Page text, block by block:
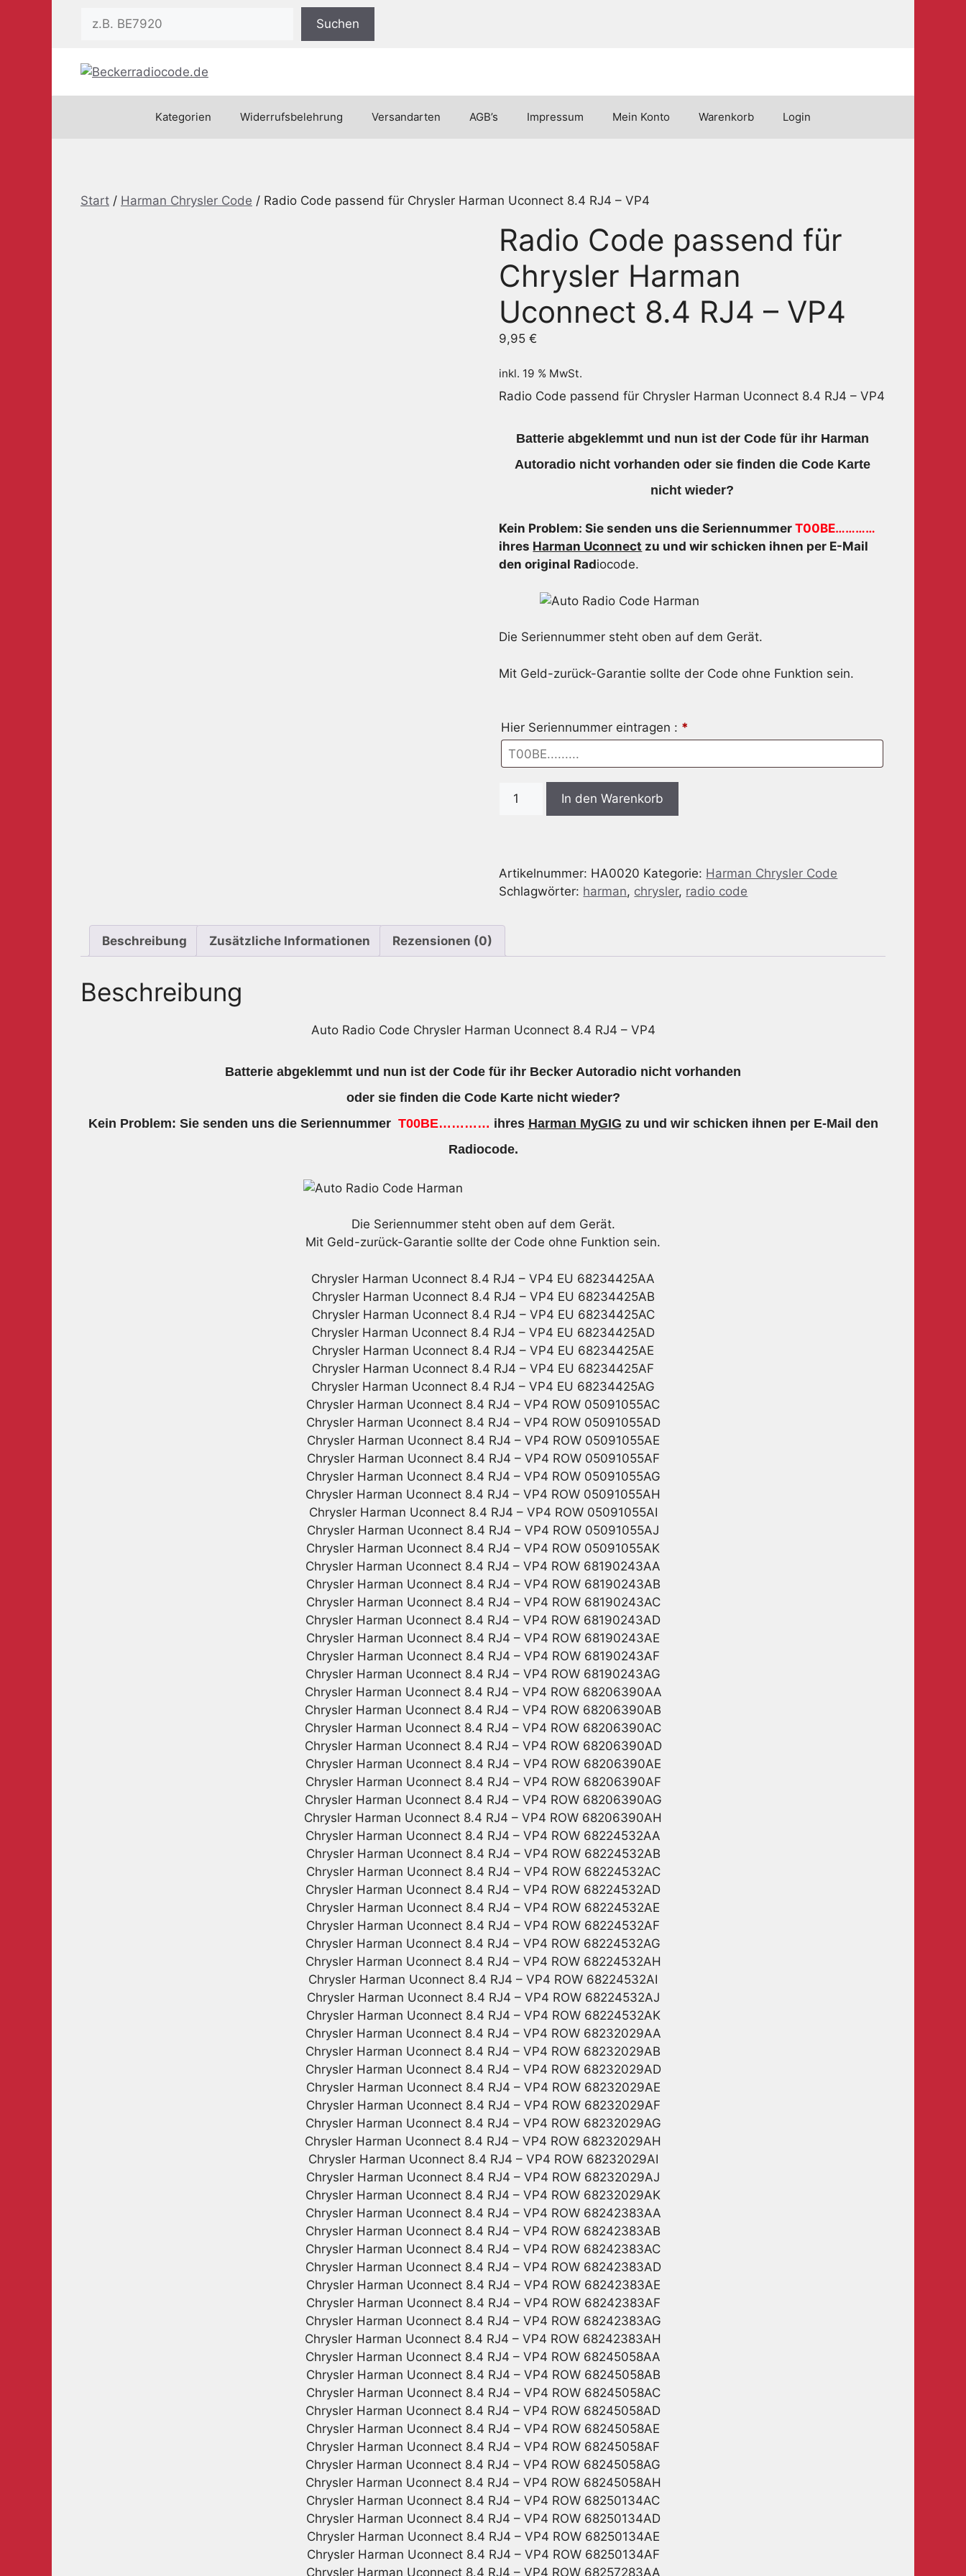
Suchen
Kategorien Widerrufsbelehrung Versandarten AGB’s Impressum Mein Konto Warenkorb Login
Start / Harman Chrysler Code / Radio Code passend für Chrysler Harman Uconnect 8.4 RJ4 – VP4
Radio Code passend für
Chrysler Harman
Uconnect 8.4 RJ4 – VP4
9,95€
inkl. 19 % MwSt.
Radio Code passend für Chrysler Harman Uconnect 8.4 RJ4 – VP4
Batterie abgeklemmt und nun ist der Code für ihr Harman
Autoradio nicht vorhanden oder sie finden die Code Karte
nicht wieder?
Kein Problem: Sie senden uns die SeriennummerT00BE…………
ihres Harman Uconnect zu und wir schicken ihnen per E-Mail
den original Radiocode.
Die Seriennummer steht oben auf dem Gerät.
Mit Geld-zurück-Garantie sollte der Code ohne Funktion sein.
Hier Seriennummer eintragen : *
Radio
Harman
Uconnect
In den Warenkorb
Artikelnummer: HA0020 Kategorie: Harman Chrysler Code
Schlagwörter: harman, chrysler, radio code
Beschreibung Zusätzliche Informationen Rezensionen (0)
Beschreibung
Auto Radio Code Chrysler Harman Uconnect 8.4 RJ4 – VP4
Batterie abgeklemmt und nun ist der Code für ihr Becker Autoradio nicht vorhanden
oder sie finden die Code Karte nicht wieder?
Kein Problem: Sie senden uns die Seriennummer T00BE………… ihres Harman MyGIG zu und wir schicken ihnen per E-Mail den
Radiocode.
Die Seriennummer steht oben auf dem Gerät.
Mit Geld-zurück-Garantie sollte der Code ohne Funktion sein.
Chrysler Harman Uconnect 8.4 RJ4 – VP4 EU 68234425AA
Chrysler Harman Uconnect 8.4 RJ4 – VP4 EU 68234425AB
Chrysler Harman Uconnect 8.4 RJ4 – VP4 EU 68234425AC
Chrysler Harman Uconnect 8.4 RJ4 – VP4 EU 68234425AD
Chrysler Harman Uconnect 8.4 RJ4 – VP4 EU 68234425AE
Chrysler Harman Uconnect 8.4 RJ4 – VP4 EU 68234425AF
Chrysler Harman Uconnect 8.4 RJ4 – VP4 EU 68234425AG
Chrysler Harman Uconnect 8.4 RJ4 – VP4 ROW 05091055AC
Chrysler Harman Uconnect 8.4 RJ4 – VP4 ROW 05091055AD
Chrysler Harman Uconnect 8.4 RJ4 – VP4 ROW 05091055AE
Chrysler Harman Uconnect 8.4 RJ4 – VP4 ROW 05091055AF
Chrysler Harman Uconnect 8.4 RJ4 – VP4 ROW 05091055AG
Chrysler Harman Uconnect 8.4 RJ4 – VP4 ROW 05091055AH
Chrysler Harman Uconnect 8.4 RJ4 – VP4 ROW 05091055AI
Chrysler Harman Uconnect 8.4 RJ4 – VP4 ROW 05091055AJ
Chrysler Harman Uconnect 8.4 RJ4 – VP4 ROW 05091055AK
Chrysler Harman Uconnect 8.4 RJ4 – VP4 ROW 68190243AA
Chrysler Harman Uconnect 8.4 RJ4 – VP4 ROW 68190243AB
Chrysler Harman Uconnect 8.4 RJ4 – VP4 ROW 68190243AC
Chrysler Harman Uconnect 8.4 RJ4 – VP4 ROW 68190243AD
Chrysler Harman Uconnect 8.4 RJ4 – VP4 ROW 68190243AE
Chrysler Harman Uconnect 8.4 RJ4 – VP4 ROW 68190243AF
Chrysler Harman Uconnect 8.4 RJ4 – VP4 ROW 68190243AG
Chrysler Harman Uconnect 8.4 RJ4 – VP4 ROW 68206390AA
Chrysler Harman Uconnect 8.4 RJ4 – VP4 ROW 68206390AB
Chrysler Harman Uconnect 8.4 RJ4 – VP4 ROW 68206390AC
Chrysler Harman Uconnect 8.4 RJ4 – VP4 ROW 68206390AD
Chrysler Harman Uconnect 8.4 RJ4 – VP4 ROW 68206390AE
Chrysler Harman Uconnect 8.4 RJ4 – VP4 ROW 68206390AF
Chrysler Harman Uconnect 8.4 RJ4 – VP4 ROW 68206390AG
Chrysler Harman Uconnect 8.4 RJ4 – VP4 ROW 68206390AH
Chrysler Harman Uconnect 8.4 RJ4 – VP4 ROW 68224532AA
Chrysler Harman Uconnect 8.4 RJ4 – VP4 ROW 68224532AB
Chrysler Harman Uconnect 8.4 RJ4 – VP4 ROW 68224532AC
Chrysler Harman Uconnect 8.4 RJ4 – VP4 ROW 68224532AD
Chrysler Harman Uconnect 8.4 RJ4 – VP4 ROW 68224532AE
Chrysler Harman Uconnect 8.4 RJ4 – VP4 ROW 68224532AF
Chrysler Harman Uconnect 8.4 RJ4 – VP4 ROW 68224532AG
Chrysler Harman Uconnect 8.4 RJ4 – VP4 ROW 68224532AH
Chrysler Harman Uconnect 8.4 RJ4 – VP4 ROW 68224532AI
Chrysler Harman Uconnect 8.4 RJ4 – VP4 ROW 68224532AJ
Chrysler Harman Uconnect 8.4 RJ4 – VP4 ROW 68224532AK
Chrysler Harman Uconnect 8.4 RJ4 – VP4 ROW 68232029AA
Chrysler Harman Uconnect 8.4 RJ4 – VP4 ROW 68232029AB
Chrysler Harman Uconnect 8.4 RJ4 – VP4 ROW 68232029AD
Chrysler Harman Uconnect 8.4 RJ4 – VP4 ROW 68232029AE
Chrysler Harman Uconnect 8.4 RJ4 – VP4 ROW 68232029AF
Chrysler Harman Uconnect 8.4 RJ4 – VP4 ROW 68232029AG
Chrysler Harman Uconnect 8.4 RJ4 – VP4 ROW 68232029AH
Chrysler Harman Uconnect 8.4 RJ4 – VP4 ROW 68232029AI
Chrysler Harman Uconnect 8.4 RJ4 – VP4 ROW 68232029AJ
Chrysler Harman Uconnect 8.4 RJ4 – VP4 ROW 68232029AK
Chrysler Harman Uconnect 8.4 RJ4 – VP4 ROW 68242383AA
Chrysler Harman Uconnect 8.4 RJ4 – VP4 ROW 68242383AB
Chrysler Harman Uconnect 8.4 RJ4 – VP4 ROW 68242383AC
Chrysler Harman Uconnect 8.4 RJ4 – VP4 ROW 68242383AD
Chrysler Harman Uconnect 8.4 RJ4 – VP4 ROW 68242383AE
Chrysler Harman Uconnect 8.4 RJ4 – VP4 ROW 68242383AF
Chrysler Harman Uconnect 8.4 RJ4 – VP4 ROW 68242383AG
Chrysler Harman Uconnect 8.4 RJ4 – VP4 ROW 68242383AH
Chrysler Harman Uconnect 8.4 RJ4 – VP4 ROW 68245058AA
Chrysler Harman Uconnect 8.4 RJ4 – VP4 ROW 68245058AB
Chrysler Harman Uconnect 8.4 RJ4 – VP4 ROW 68245058AC
Chrysler Harman Uconnect 8.4 RJ4 – VP4 ROW 68245058AD
Chrysler Harman Uconnect 8.4 RJ4 – VP4 ROW 68245058AE
Chrysler Harman Uconnect 8.4 RJ4 – VP4 ROW 68245058AF
Chrysler Harman Uconnect 8.4 RJ4 – VP4 ROW 68245058AG
Chrysler Harman Uconnect 8.4 RJ4 – VP4 ROW 68245058AH
Chrysler Harman Uconnect 8.4 RJ4 – VP4 ROW 68250134AC
Chrysler Harman Uconnect 8.4 RJ4 – VP4 ROW 68250134AD
Chrysler Harman Uconnect 8.4 RJ4 – VP4 ROW 68250134AE
Chrysler Harman Uconnect 8.4 RJ4 – VP4 ROW 68250134AF
Chrysler Harman Uconnect 8.4 RJ4 – VP4 ROW 68257283AA